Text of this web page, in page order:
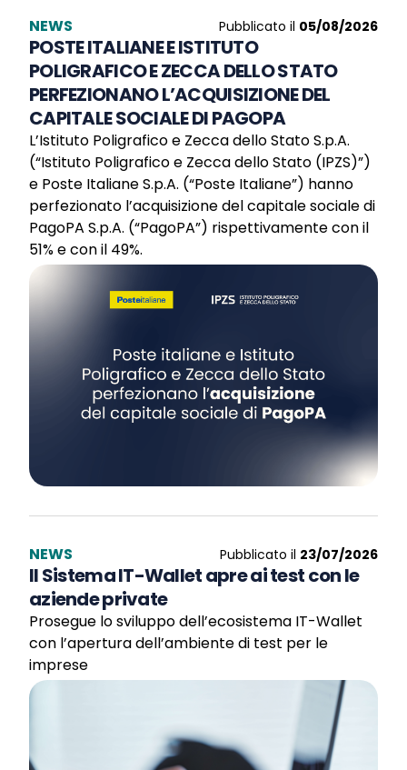
NEWS Pubblicato il 05/08/2026
POSTE ITALIANE E ISTITUTO
POLIGRAFICO E ZECCA DELLO STATO
PERFEZIONANO L’ACQUISIZIONE DEL
CAPITALE SOCIALE DI PAGOPA
L’Istituto Poligrafico e Zecca dello Stato S.p.A.
(“Istituto Poligrafico e Zecca dello Stato (IPZS)”)
e Poste Italiane S.p.A. (“Poste Italiane”) hanno
perfezionato l’acquisizione del capitale sociale di
PagoPA S.p.A. (“PagoPA”) rispettivamente con il
51% e con il 49%.
NEWS Pubblicato il 23/07/2026
Il Sistema IT-Wallet apre ai test con le
aziende private
Prosegue lo sviluppo dell’ecosistema IT-Wallet
con l’apertura dell’ambiente di test per le
imprese